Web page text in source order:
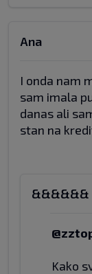
Ana
I onda nam
sam imala
danas ali
stan na
&&&&&&
Kako